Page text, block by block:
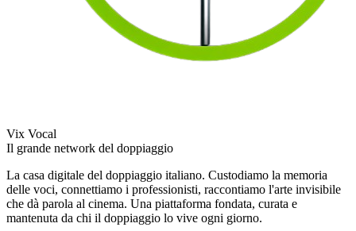
Vix Vocal
Il grande network del doppiaggio
La casa digitale del doppiaggio italiano. Custodiamo la memoria
delle voci, connettiamo i professionisti, raccontiamo l'arte invisibile
che dà parola al cinema. Una piattaforma fondata, curata e
mantenuta da chi il doppiaggio lo vive ogni giorno.